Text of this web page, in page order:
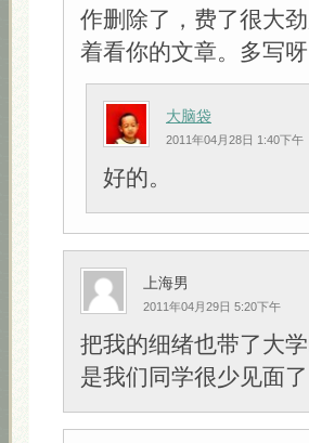
作删除了，费了很大
着看你的文章。多写呀
大脑袋
2011年04月28日 1:40下午
好的。
上海男
2011年04月29日 5:20下午
把我的细绪也带了大
是我们同学很少见面